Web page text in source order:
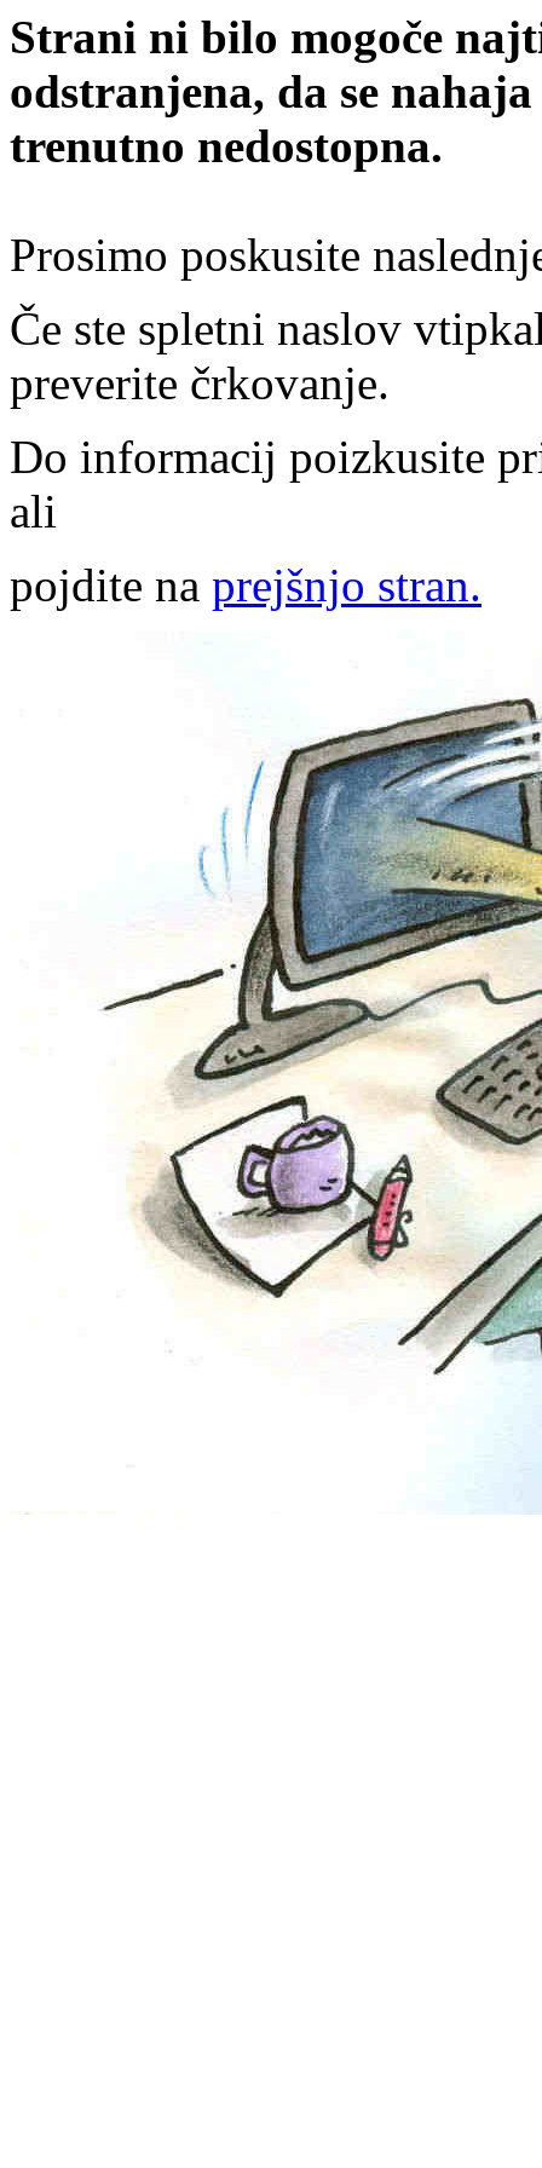
Strani ni bilo mogoče
odstranjena, da se
trenutno nedostopna.
Prosimo poskusite
Če ste spletni naslov
preverite črkovanje.
Do informacij poizkusite
ali
pojdite na prejšnjo stran.